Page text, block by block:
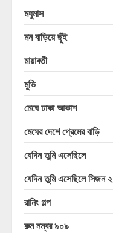
মধুমাস
মন বাড়িয়ে ছুঁই
মায়াবতী
মুভি
মেঘে ঢাকা আকাশ
মেঘের দেশে প্রেমের বাড়ি
যেদিন তুমি এসেছিলে
যেদিন তুমি এসেছিলে সিজন ২
রানিং গল্প
রুম নম্বর ৯০৯